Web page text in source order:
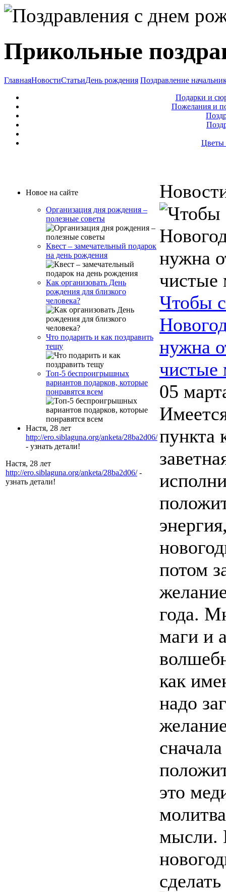
Прикольные
ГлавнаяНовостиСтатьиДень рождения Поздравление
Подарки и
Пожелания и
Цветы
Новое на сайте
Организация дня рождения –
полезные советы
Квест – замечательный подарок
на день рождения
Как организовать День
рождения для близкого
человека?
Что подарить и как поздравить
тещу
Топ-5 беспроигрышных
вариантов подарков, которые
понравятся всем
Настя, 28 лет
http://ero.siblaguna.org/anketa/28ba2d06/
- узнать детали!
Настя, 28 лет
http://ero.siblaguna.org/anketa/28ba2d06/-
узнать детали!
Чтобы
нужна
чистые
05
пункта
потом
года.
маги и
как
надо
это
мысли.